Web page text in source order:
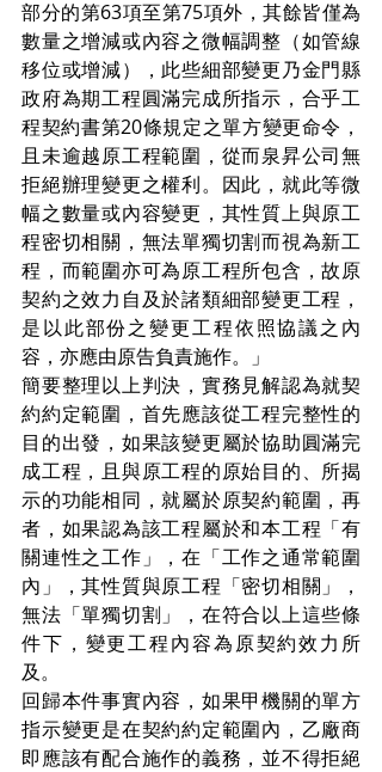
部分的第63項至第75項外，其餘皆僅為
數量之增減或內容之微幅調整（如管線
移位或增減），此些細部變更乃金門縣
政府為期工程圓滿完成所指示，合乎工
程契約書第20條規定之單方變更命令，
且未逾越原工程範圍，從而泉昇公司無
拒絕辦理變更之權利。因此，就此等微
幅之數量或內容變更，其性質上與原工
程密切相關，無法單獨切割而視為新工
程，而範圍亦可為原工程所包含，故原
契約之效力自及於諸類細部變更工程，
是以此部份之變更工程依照協議之內
容，亦應由原告負責施作。」
簡要整理以上判決，實務見解認為就契
約約定範圍，首先應該從工程完整性的
目的出發，如果該變更屬於協助圓滿完
成工程，且與原工程的原始目的、所揭
示的功能相同，就屬於原契約範圍，再
者，如果認為該工程屬於和本工程「有
關連性之工作」，在「工作之通常範圍
內」，其性質與原工程「密切相關」，
無法「單獨切割」，在符合以上這些條
件下，變更工程內容為原契約效力所
及。
回歸本件事實內容，如果甲機關的單方
指示變更是在契約約定範圍內，乙廠商
即應該有配合施作的義務，並不得拒絕